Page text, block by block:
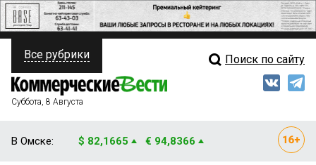
ПОЛИТИКА
ФИНАНСЫ
Свежий выпуск
Все рубрики Поиск по сайту
Суббота, 8 Августа
В Омске: $ 82,1665 € 94,8366